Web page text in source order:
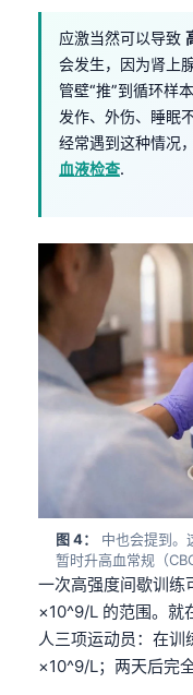
应激当然可以导致
会发生，因为肾上
管壁“推”到循环样
发作、外伤、睡眠
经常遇到这种情况
血液检查.
图 4：
中也会提到。
暂时升高血常规（
一次高强度间歇训练
×10^9/L 的范围。就
人三项运动员：在
×10^9/L；两天后完